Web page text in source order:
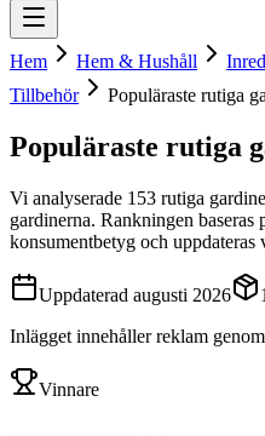
Hem Hem & Hushåll
Tillbehör
Populäraste rutiga
Populäraste rutiga
Vi analyserade 153 rutiga
gardinerna. Rankningen baseras
konsumentbetyg och uppdateras
Uppdaterad augusti 2026
Inlägget innehåller reklam
Vinnare